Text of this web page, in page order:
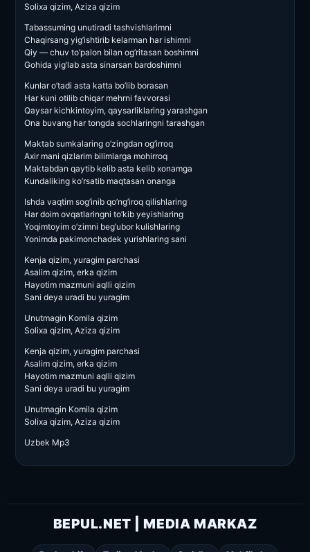
Solixa qizim, Aziza qizim
Tabassuming unutiradi tashvishlarimni
Chaqirsang yig’ishtirib kelarman har ishimni
Qiy — chuv to’palon bilan og’ritasan boshimni
Gohida yig’lab asta sinarsan bardoshimni
Kunlar o’tadi asta katta bo’lib borasan
Har kuni otilib chiqar mehrni favvorasi
Qaysar kichkintoyim, qaysarliklaring yarashgan
Ona buvang har tongda sochlaringni tarashgan
Maktab sumkalaring o’zingdan og’irroq
Axir mani qizlarim bilimlarga mohirroq
Maktabdan qaytib kelib asta kelib xonamga
Kundaliking ko’rsatib maqtasan onanga
Ishda vaqtim sog’inib qo’ng’iroq qilishlaring
Har doim ovqatlaringni to’kib yeyishlaring
Yoqimtoyim o’zimni beg’ubor kulishlaring
Yonimda pakimonchadek yurishlaring sani
Kenja qizim, yuragim parchasi
Asalim qizim, erka qizim
Hayotim mazmuni aqlli qizim
Sani deya uradi bu yuragim
Unutmagin Komila qizim
Solixa qizim, Aziza qizim
Kenja qizim, yuragim parchasi
Asalim qizim, erka qizim
Hayotim mazmuni aqlli qizim
Sani deya uradi bu yuragim
Unutmagin Komila qizim
Solixa qizim, Aziza qizim
Uzbek Mp3
BEPUL.NET | MEDIA MARKAZ